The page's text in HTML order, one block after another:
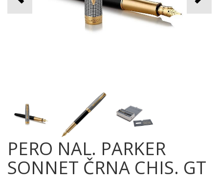
PERO NAL. PARKER
SONNET ČRNA CHIS. GT